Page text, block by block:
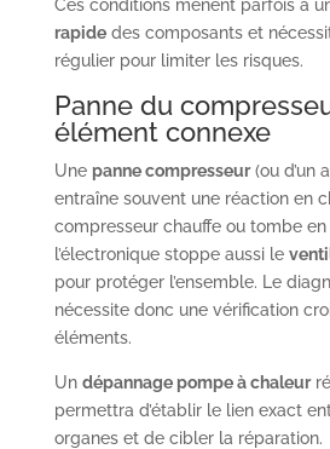
Ces conditions mènent parfois à
rapidedes composants et
régulier pour limiter les risques.
Panne du
élément connexe
Une panne compresseur(ou d’un
entraîne souvent une réaction en
compresseur chauffe ou tombe
l’électronique stoppe aussi le
pour protéger l’ensemble. Le
nécessite donc une vérification
éléments.
Un dépannage pompe à chaleur
permettra d’établir le lien exact
organes et de cibler la réparation.